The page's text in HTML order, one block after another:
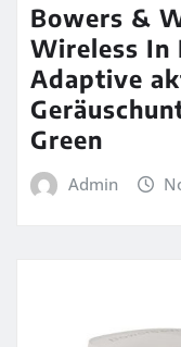
Bowers &
Wireless In
Adaptive
Green
Admin